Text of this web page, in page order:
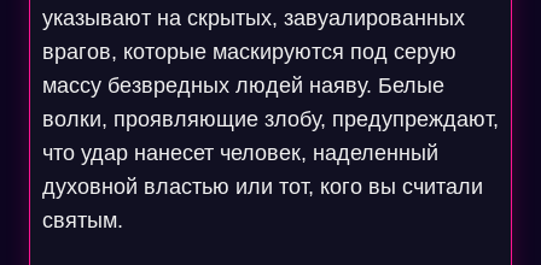
указывают на скрытых, завуалированных
врагов, которые маскируются под серую
массу безвредных людей наяву. Белые
волки, проявляющие злобу, предупреждают,
что удар нанесет человек, наделенный
духовной властью или тот, кого вы считали
святым.